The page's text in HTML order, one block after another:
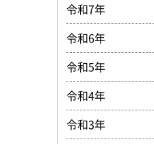
令和7年
令和6年
令和5年
令和4年
令和3年